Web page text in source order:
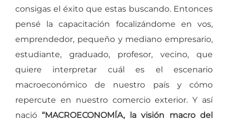
consigas el éxito que estas buscando. Entonces
pensé la capacitación focalizándome en vos,
emprendedor, pequeño y mediano empresario,
estudiante, graduado, profesor, vecino, que
quiere interpretar cuál es el escenario
macroeconómico de nuestro país y cómo
repercute en nuestro comercio exterior. Y así
nació “MACROECONOMÍA, la visión macro del